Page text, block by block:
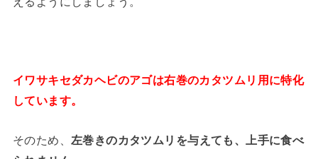
イワサキセダカヘビのアゴは右巻のカタツムリ用に特化
しています。
そのため、 左巻きのカタツムリを与えても、上手に食べ